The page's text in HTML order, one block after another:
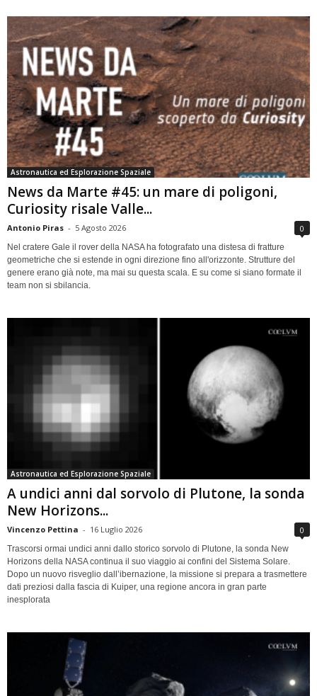
Astronautica ed Esplorazione Spaziale
News da Marte #45: un mare di poligoni,
Curiosity risale Valle...
Antonio Piras - 5 Agosto 2026 0
Nel cratere Gale il rover della NASA ha fotografato una distesa di fratture
geometriche che si estende in ogni direzione fino all'orizzonte. Strutture del
genere erano già note, ma mai su questa scala. E su come si siano formate il
team non si sbilancia.
Astronautica ed Esplorazione Spaziale
A undici anni dal sorvolo di Plutone, la sonda
New Horizons...
Vincenzo Pettina - 16 Luglio 2026 0
Trascorsi ormai undici anni dallo storico sorvolo di Plutone, la sonda New
Horizons della NASA continua il suo viaggio ai confini del Sistema Solare.
Dopo un nuovo risveglio dall’ibernazione, la missione si prepara a trasmettere
dati preziosi dalla fascia di Kuiper, una regione ancora in gran parte
inesplorata